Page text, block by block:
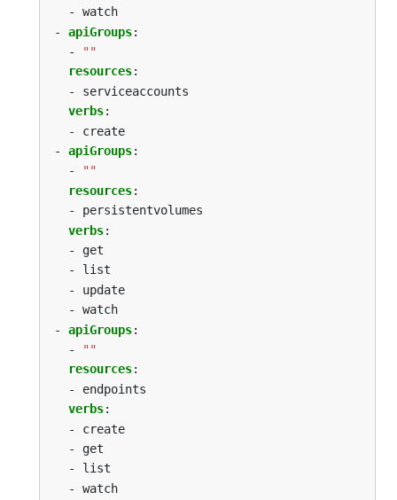
- watch
- apiGroups:
-
""
resources:
- serviceaccounts
verbs:
- create
- apiGroups:
-
""
resources:
- persistentvolumes
verbs:
- get
- list
- update
- watch
- apiGroups:
-
""
resources:
- endpoints
verbs:
- create
- get
- list
- watch